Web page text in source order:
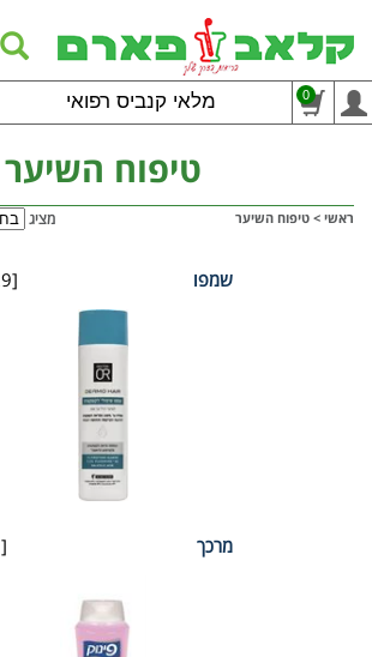
נגישות
אתר
המרכזי
מלאי קנביס רפואי 0
טיפוח השיער
ראשי > טיפוח השיער מציג
[129] שמפו
[61] מרכך